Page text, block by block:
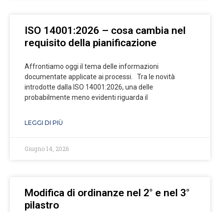
ISO 14001:2026 – cosa cambia nel
requisito della pianificazione
Affrontiamo oggi il tema delle informazioni
documentate applicate ai processi. Tra le novità
introdotte dalla ISO 14001:2026, una delle
probabilmente meno evidenti riguarda il
LEGGI DI PIÙ
Giugno 14, 2026
Modifica di ordinanze nel 2° e nel 3°
pilastro